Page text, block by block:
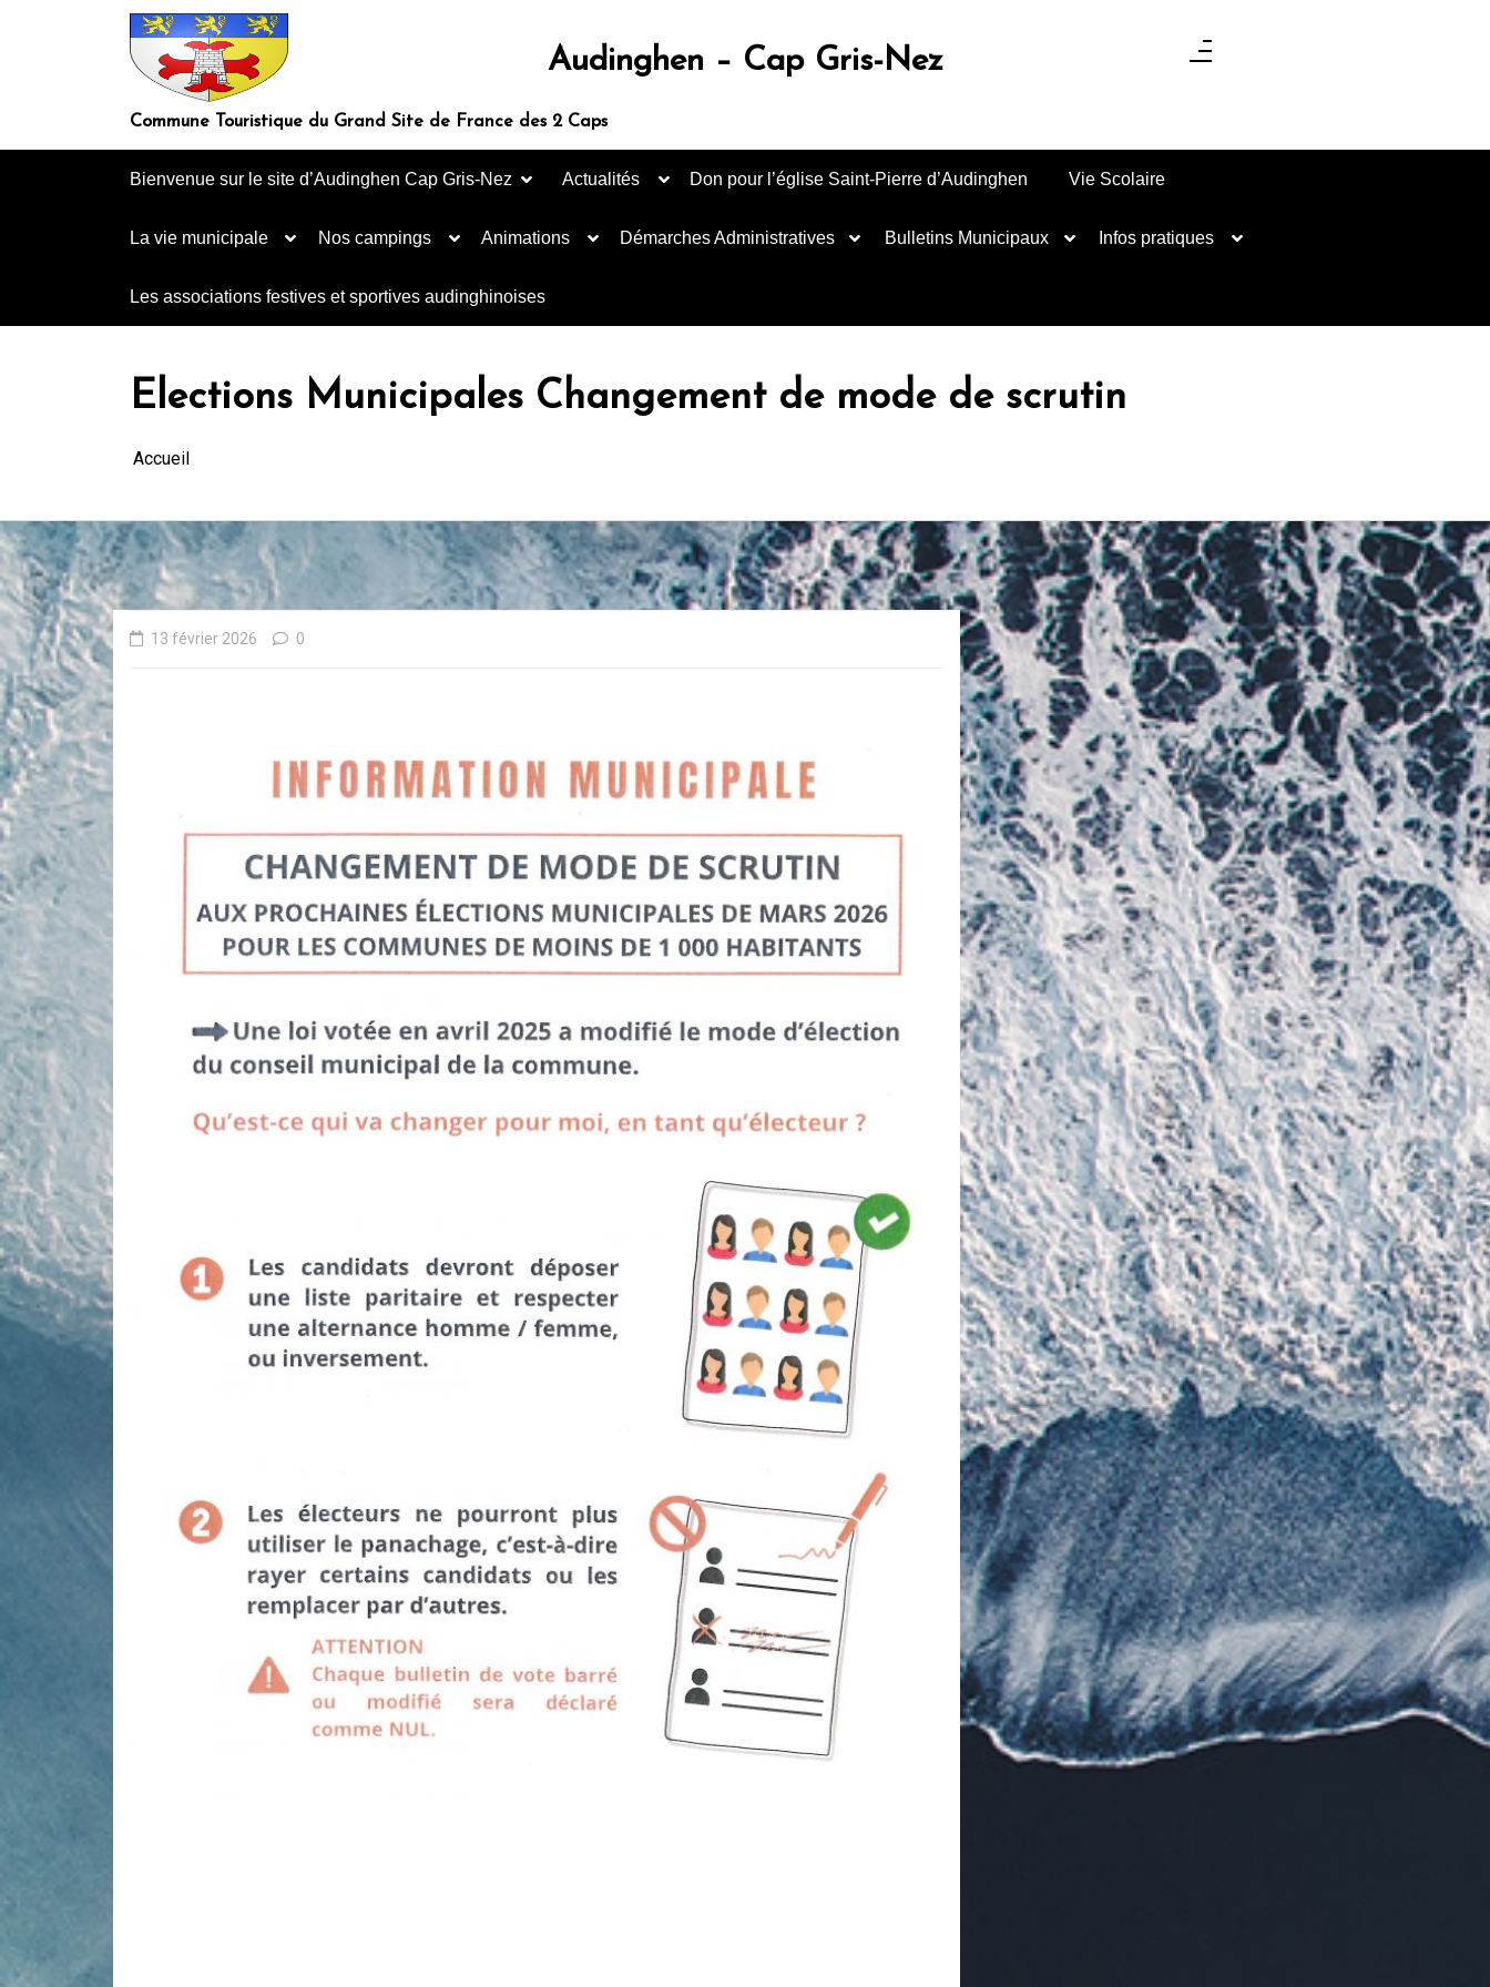
Audinghen – Cap Gris-Nez
Commune Touristique du Grand Site de France des 2 Caps
Bienvenue sur le site d’Audinghen Cap Gris-Nez Actualités Don pour l’église Saint-Pierre d’Audinghen Vie Scolaire
La vie municipale Nos campings Animations Démarches Administratives Bulletins Municipaux Infos pratiques
Les associations festives et sportives audinghinoises
Elections Municipales Changement de mode de scrutin
Accueil
13 février 2026 0